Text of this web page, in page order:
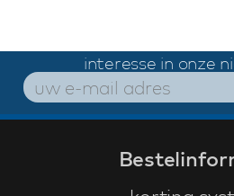
interesse in onze